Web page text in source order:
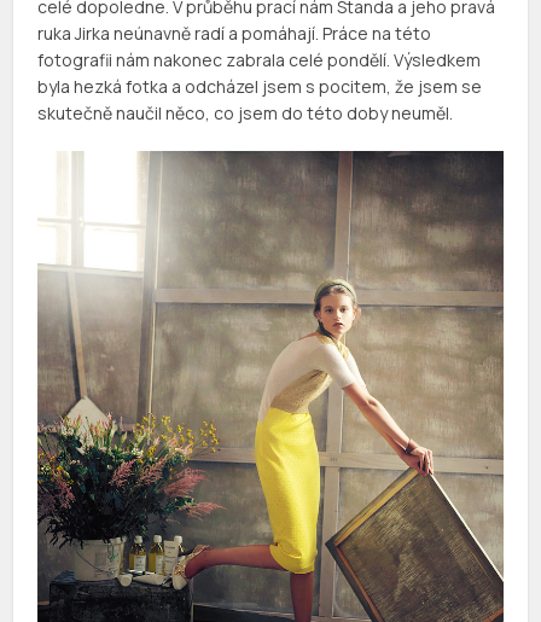
celé dopoledne. V průběhu prací nám Standa a jeho pravá
ruka Jirka neúnavně radí a pomáhají. Práce na této
fotografii nám nakonec zabrala celé pondělí. Výsledkem
byla hezká fotka a odcházel jsem s pocitem, že jsem se
skutečně naučil něco, co jsem do této doby neuměl.